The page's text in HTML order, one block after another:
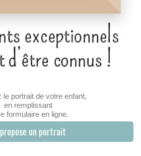
le portrait de votre enfant,
en remplissant
formulaire en ligne.
un portrait